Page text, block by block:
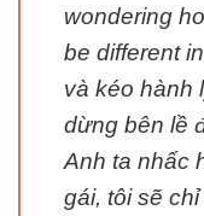
wondering
be different
và kéo hành
dừng bên lề
Anh ta nhấc
gái, tôi sẽ